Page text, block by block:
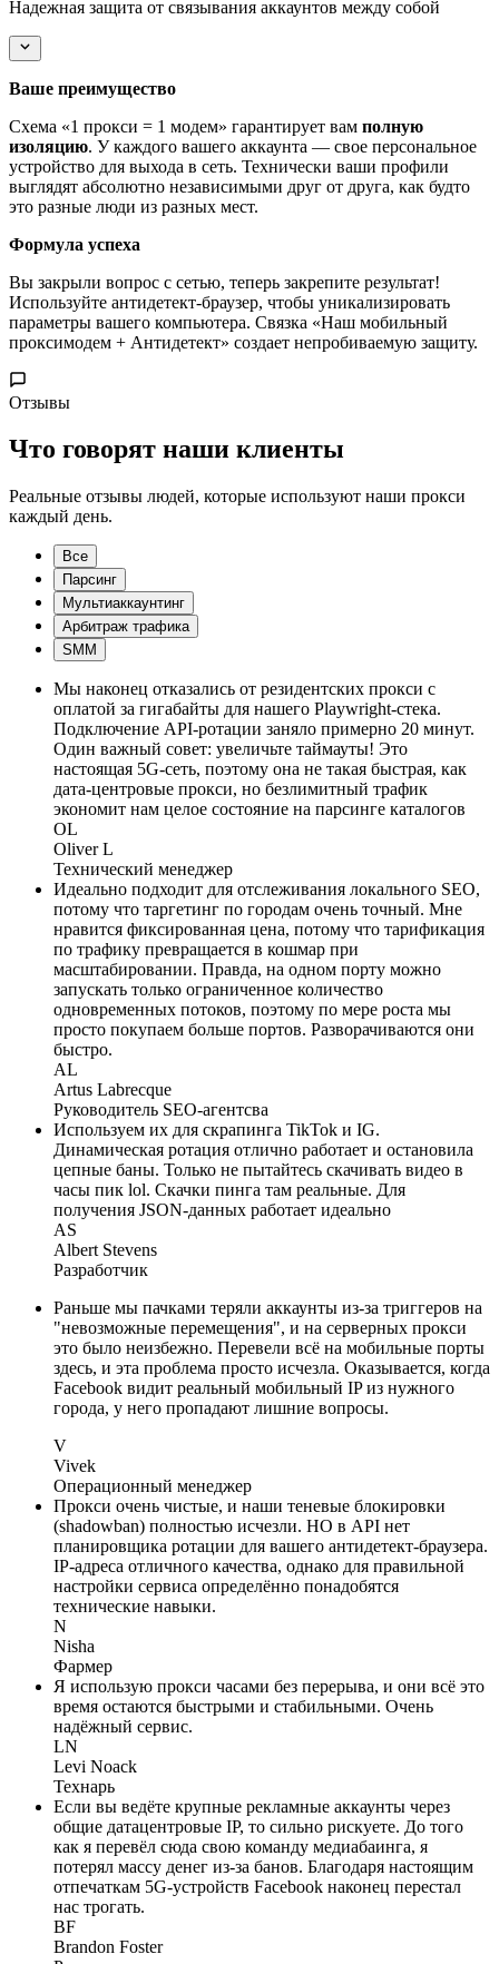
Надежная защита от связывания аккаунтов между собой
Ваше преимущество
Схема «1 прокси = 1 модем» гарантирует вам полную
изоляцию. У каждого вашего аккаунта — свое персональное
устройство для выхода в сеть. Технически ваши профили
выглядят абсолютно независимыми друг от друга, как будто
это разные люди из разных мест.
Формула успеха
Вы закрыли вопрос с сетью, теперь закрепите результат!
Используйте антидетект-браузер, чтобы уникализировать
параметры вашего компьютера. Связка «Наш мобильный
проксимодем + Антидетект» создает непробиваемую защиту.
Отзывы
Что говорят наши клиенты
Реальные отзывы людей, которые используют наши прокси
каждый день.
Все
Парсинг
Мультиаккаунтинг
Арбитраж трафика
SMM
Мы наконец отказались от резидентских прокси с
оплатой за гигабайты для нашего Playwright-стека.
Подключение API-ротации заняло примерно 20 минут.
Один важный совет: увеличьте таймауты! Это
настоящая 5G-сеть, поэтому она не такая быстрая, как
дата-центровые прокси, но безлимитный трафик
экономит нам целое состояние на парсинге каталогов
OL
Oliver L
Технический менеджер
Идеально подходит для отслеживания локального SEO,
потому что таргетинг по городам очень точный. Мне
нравится фиксированная цена, потому что тарификация
по трафику превращается в кошмар при
масштабировании. Правда, на одном порту можно
запускать только ограниченное количество
одновременных потоков, поэтому по мере роста мы
просто покупаем больше портов. Разворачиваются они
быстро.
AL
Artus Labrecque
Руководитель SEO-агентсва
Используем их для скрапинга TikTok и IG.
Динамическая ротация отлично работает и остановила
цепные баны. Только не пытайтесь скачивать видео в
часы пик lol. Скачки пинга там реальные. Для
получения JSON-данных работает идеально
AS
Albert Stevens
Разработчик
Раньше мы пачками теряли аккаунты из-за триггеров на
"невозможные перемещения", и на серверных прокси
это было неизбежно. Перевели всё на мобильные порты
здесь, и эта проблема просто исчезла. Оказывается, когда
Facebook видит реальный мобильный IP из нужного
города, у него пропадают лишние вопросы.
V
Vivek
Операционный менеджер
Прокси очень чистые, и наши теневые блокировки
(shadowban) полностью исчезли. НО в API нет
планировщика ротации для вашего антидетект-браузера.
IP-адреса отличного качества, однако для правильной
настройки сервиса определённо понадобятся
технические навыки.
N
Nisha
Фармер
Я использую прокси часами без перерыва, и они всё это
время остаются быстрыми и стабильными. Очень
надёжный сервис.
LN
Levi Noack
Технарь
Если вы ведёте крупные рекламные аккаунты через
общие датацентровые IP, то сильно рискуете. До того
как я перевёл сюда свою команду медиабаинга, я
потерял массу денег из-за банов. Благодаря настоящим
отпечаткам 5G-устройств Facebook наконец перестал
нас трогать.
BF
Brandon Foster